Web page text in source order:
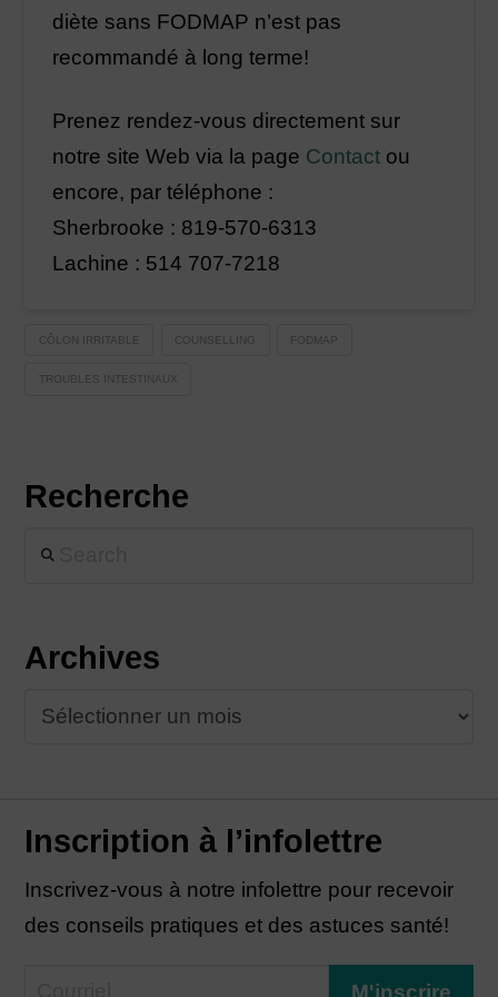
diète sans FODMAP n’est pas
recommandé à long terme!
Prenez rendez-vous directement sur
notre site Web via la page Contact ou
encore, par téléphone :
Sherbrooke : 819-570-6313
Lachine : 514 707-7218
CÔLON IRRITABLE COUNSELLING FODMAP
TROUBLES INTESTINAUX
Recherche
Search
Archives
Archives
Inscription à l’infolettre
Inscrivez-vous à notre infolettre pour recevoir
des conseils pratiques et des astuces santé!